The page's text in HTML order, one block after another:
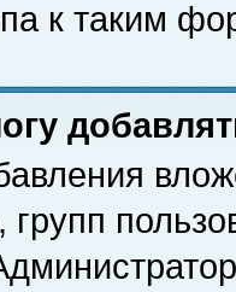
к таким